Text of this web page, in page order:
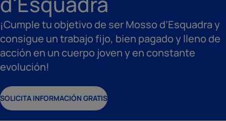
¡Cumple tu objetivo de ser Mosso d’Esquadra y
consigue un trabajo fijo, bien pagado y lleno de
acción en un cuerpo joven y en constante
evolución!
SOLICITA INFORMACIÓN GRATIS